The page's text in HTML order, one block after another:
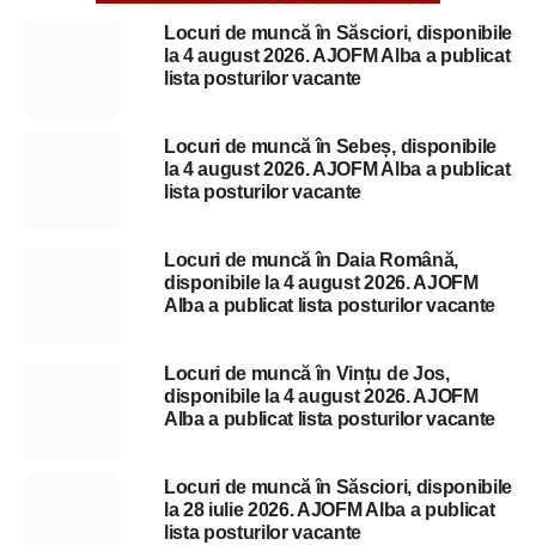
Locuri de muncă în Săsciori, disponibile
la 4 august 2026. AJOFM Alba a publicat
lista posturilor vacante
Locuri de muncă în Sebeș, disponibile
la 4 august 2026. AJOFM Alba a publicat
lista posturilor vacante
Locuri de muncă în Daia Română,
disponibile la 4 august 2026. AJOFM
Alba a publicat lista posturilor vacante
Locuri de muncă în Vințu de Jos,
disponibile la 4 august 2026. AJOFM
Alba a publicat lista posturilor vacante
Locuri de muncă în Săsciori, disponibile
la 28 iulie 2026. AJOFM Alba a publicat
lista posturilor vacante